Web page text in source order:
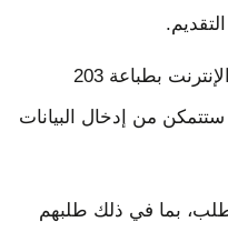
يمكن أن تقوم هذه الأداة عبر الإنترنت بطباعة 203
من إدخال البيانات
بما في ذلك طلبهم